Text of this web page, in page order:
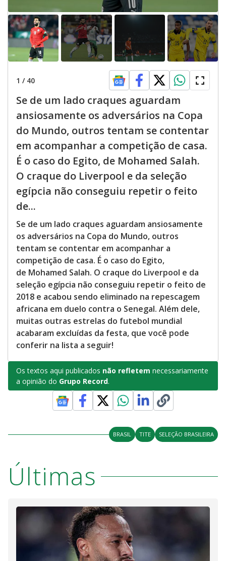
1 / 40
Se de um lado craques aguardam
ansiosamente os adversários na Copa
do Mundo, outros tentam se contentar
em acompanhar a competição de casa.
É o caso do Egito, de Mohamed Salah.
O craque do Liverpool e da seleção
egípcia não conseguiu repetir o feito
de...
Se de um lado craques aguardam ansiosamente
os adversários na Copa do Mundo, outros
tentam se contentar em acompanhar a
competição de casa. É o caso do Egito,
de Mohamed Salah. O craque do Liverpool e da
seleção egípcia não conseguiu repetir o feito de
2018 e acabou sendo eliminado na repescagem
africana em duelo contra o Senegal. Além dele,
muitas outras estrelas do futebol mundial
acabaram excluídas da festa, que você pode
conferir na lista a seguir!
Os textos aqui publicados não refletem necessariamente
a opinião do Grupo Record.
BRASIL TITE SELEÇÃO BRASILEIRA
Últimas